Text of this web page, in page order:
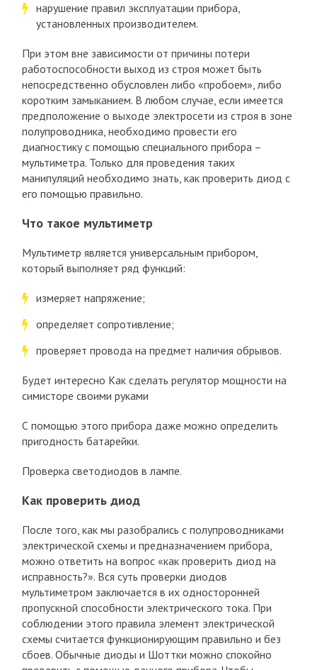
нарушение правил эксплуатации прибора,
установленных производителем.
При этом вне зависимости от причины потери
работоспособности выход из строя может быть
непосредственно обусловлен либо «пробоем», либо
коротким замыканием. В любом случае, если имеется
предположение о выходе электросети из строя в зоне
полупроводника, необходимо провести его
диагностику с помощью специального прибора –
мультиметра. Только для проведения таких
манипуляций необходимо знать, как проверить диод с
его помощью правильно.
Что такое мультиметр
Мультиметр является универсальным прибором,
который выполняет ряд функций:
измеряет напряжение;
определяет сопротивление;
проверяет провода на предмет наличия обрывов.
Будет интересно Как сделать регулятор мощности на
симисторе своими руками
С помощью этого прибора даже можно определить
пригодность батарейки.
Проверка светодиодов в лампе.
Как проверить диод
После того, как мы разобрались с полупроводниками
электрической схемы и предназначением прибора,
можно ответить на вопрос «как проверить диод на
исправность?». Вся суть проверки диодов
мультиметром заключается в их односторонней
пропускной способности электрического тока. При
соблюдении этого правила элемент электрической
схемы считается функционирующим правильно и без
сбоев. Обычные диоды и Шоттки можно спокойно